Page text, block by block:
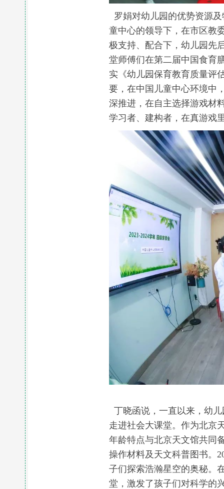
罗娟对幼儿园的优势资源
童中心的领导下，在市区教
极支持、配合下，幼儿园先
堂师傅们在第二届中国食育
实《幼儿园保育教育质量评
要，在中国儿童中心环境中
深推进，在自主选择游戏材
学习者、建构者，在真游戏
丁晓函说，一直以来，幼
走进社会大课堂。作为北京
年龄特点与北京天文馆共同
操作材料及天文科普图书。
子们探索浩瀚星空的奥秘。
堂，激发了孩子们对科学的